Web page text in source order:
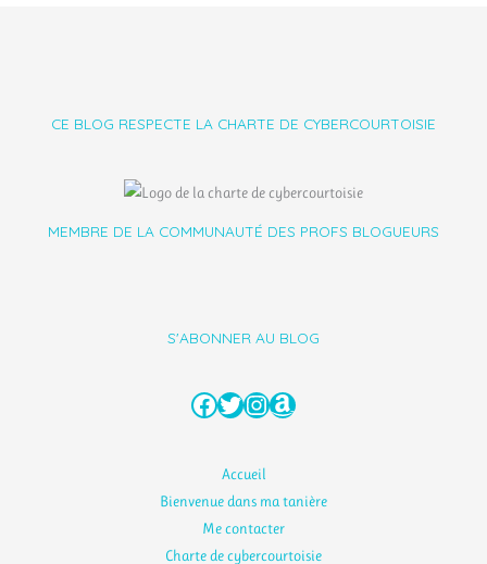
CE BLOG RESPECTE LA CHARTE DE CYBERCOURTOISIE
MEMBRE DE LA COMMUNAUTÉ DES PROFS BLOGUEURS
S'ABONNER AU BLOG
Facebook
Twitter
Instagram
Amazon
Accueil
Bienvenue dans ma tanière
Me contacter
Charte de cybercourtoisie